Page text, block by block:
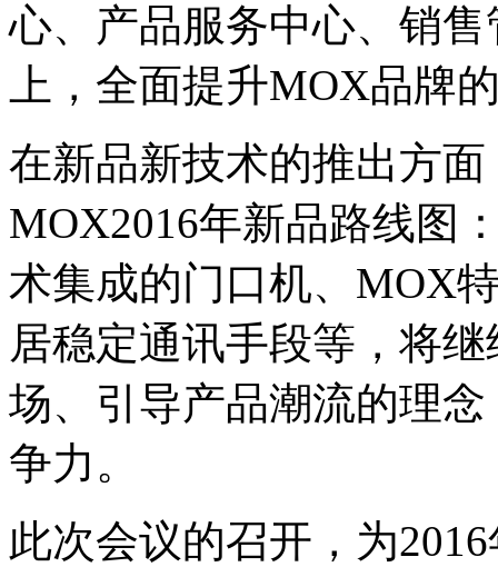
心、产品服务中心、销
上，全面提升MOX品牌
在新品新技术的推出方
MOX2016年新品路线图
术集成的门口机、MOX
居稳定通讯手段等，将
场、引导产品潮流的理
争力。
此次会议的召开，为